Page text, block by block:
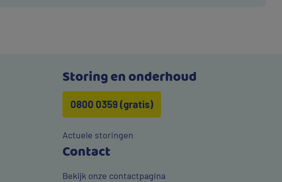
Storing en onderhoud
0800 0359 (gratis)
Actuele storingen
Contact
Bekijk onze contactpagina